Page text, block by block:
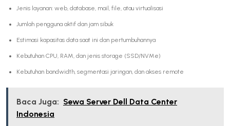
Jenis layanan: web, database, mail, file, atau virtualisasi
Jumlah pengguna aktif dan jam sibuk
Estimasi kapasitas data saat ini dan pertumbuhannya
Kebutuhan CPU, RAM, dan jenis storage (SSD/NVMe)
Kebutuhan bandwidth, segmentasi jaringan, dan akses remote
Baca Juga: Sewa Server Dell Data Center
Indonesia